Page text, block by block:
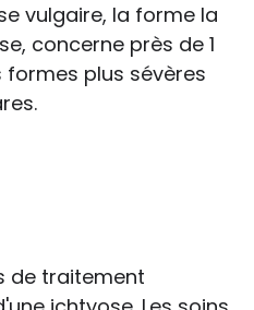
vulgaire, la forme la
concerne près de 1
formes plus sévères
de traitement